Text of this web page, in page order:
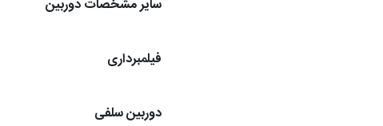
سایر مشخصات دوربین
فیلمبرداری
دوربین سلفی